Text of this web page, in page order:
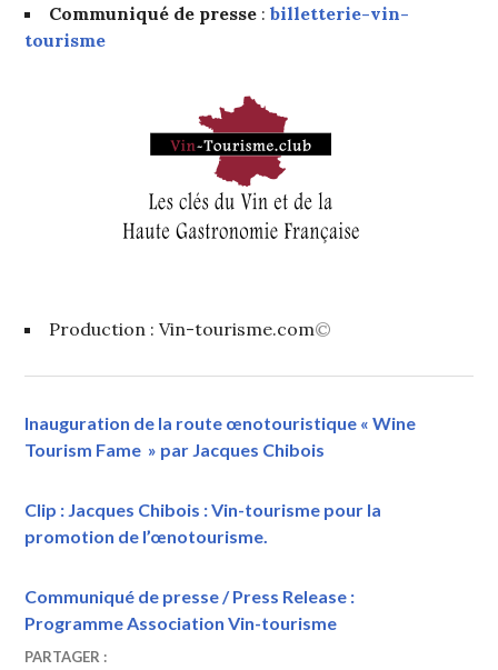
Communiqué de presse : billetterie-vin-
tourisme
Production : Vin-tourisme.com©
Inauguration de la route œnotouristique « Wine
Tourism Fame » par Jacques Chibois
Clip : Jacques Chibois : Vin-tourisme pour la
promotion de l’œnotourisme.
Communiqué de presse / Press Release :
Programme Association Vin-tourisme
6
VINTOURISME
ASSEMBLÉE
PARTAGER :